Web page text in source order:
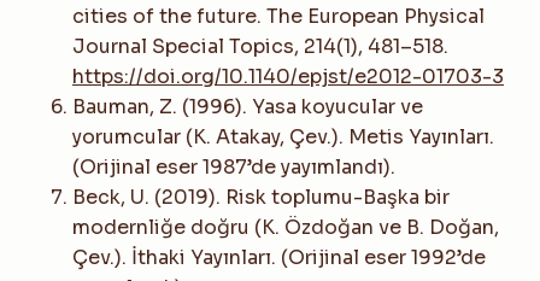
cities of the future. The European Physical
Journal Special Topics, 214(1), 481–518.
https://doi.org/10.1140/epjst/e2012-01703-3
Bauman, Z. (1996). Yasa koyucular ve
yorumcular (K. Atakay, Çev.). Metis Yayınları.
(Orijinal eser 1987’de yayımlandı).
Beck, U. (2019). Risk toplumu-Başka bir
modernliğe doğru (K. Özdoğan ve B. Doğan,
Çev.). İthaki Yayınları. (Orijinal eser 1992’de